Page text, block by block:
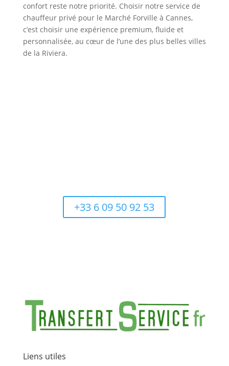
confort reste notre priorité. Choisir notre service de
chauffeur privé pour le Marché Forville à Cannes,
c’est choisir une expérience premium, fluide et
personnalisée, au cœur de l’une des plus belles villes
de la Riviera.
+33 6 09 50 92 53
Liens utiles